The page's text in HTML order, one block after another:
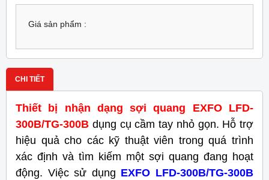
Giá sản phẩm :
CHI TIẾT
Thiết bị nhận dạng sợi quang EXFO LFD-
300B/TG-300B dụng cụ cầm tay nhỏ gọn. Hỗ trợ
hiệu quả cho các kỹ thuật viên trong quá trình
xác định và tìm kiếm một sợi quang đang hoạt
động. Việc sử dụng EXFO LFD-300B/TG-300B